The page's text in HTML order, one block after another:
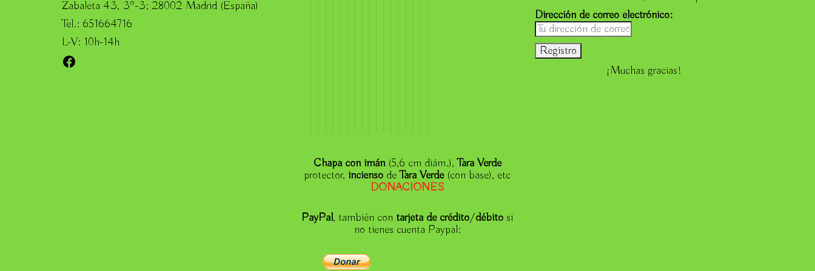
Zabaleta 43, 3º-3; 28002 Madrid (España)
Tel.: 651664716
L-V: 10h-14h
Facebook
Chapa con imán (5,6 cm diám.),Tara Verde
protector, incienso deTara Verde (con base), etc
DONACIONES
PayPal, también con tarjeta de crédito/débito si
no tienes cuenta Paypal:
Dirección de correo electrónico:
¡Muchas gracias!